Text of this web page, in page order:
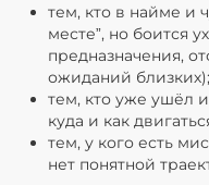
тем, кто в найме и
месте”, но боится
предназначения,
ожиданий близких);
тем, кто уже ушёл
куда и как
тем, у кого есть
нет понятной